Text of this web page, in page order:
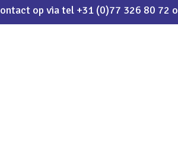
op via tel +31 (0)77 326 80 72